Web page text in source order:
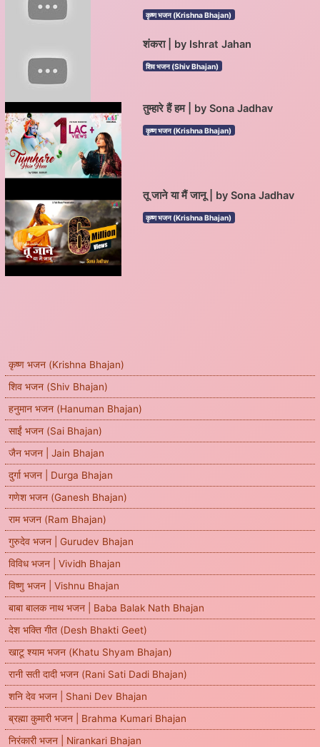
कृष्ण भजन (Krishna Bhajan)
शिव भजन (Shiv Bhajan)
हनुमान भजन (Hanuman Bhajan)
साईं भजन (Sai Bhajan)
जैन भजन | Jain Bhajan
दुर्गा भजन | Durga Bhajan
गणेश भजन (Ganesh Bhajan)
राम भजन (Ram Bhajan)
गुरुदेव भजन | Gurudev Bhajan
विविध भजन | Vividh Bhajan
विष्णु भजन | Vishnu Bhajan
बाबा बालक नाथ भजन | Baba Balak Nath Bhajan
देश भक्ति गीत (Desh Bhakti Geet)
खाटू श्याम भजन (Khatu Shyam Bhajan)
रानी सती दादी भजन (Rani Sati Dadi Bhajan)
शनि देव भजन | Shani Dev Bhajan
ब्रह्मा कुमारी भजन | Brahma Kumari Bhajan
निरंकारी भजन | Nirankari Bhajan
कृष्ण भजन (Krishna Bhajan)
शंकरा | by Ishrat Jahan
शिव भजन (Shiv Bhajan)
तुम्हारे हैं हम | by Sona Jadhav
कृष्ण भजन (Krishna Bhajan)
तू जाने या मैं जानू | by Sona Jadhav
कृष्ण भजन (Krishna Bhajan)